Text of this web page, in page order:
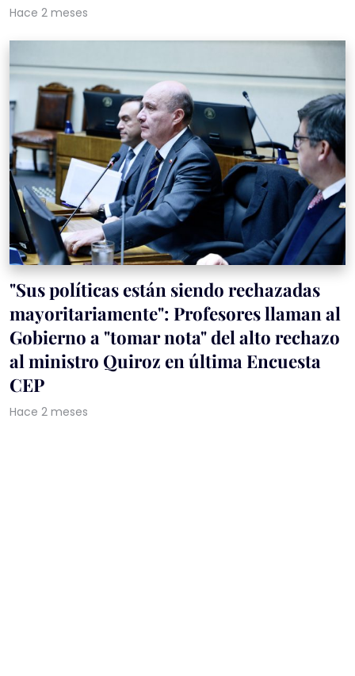
Hace 2 meses
"Sus políticas están siendo rechazadas
mayoritariamente": Profesores llaman al
Gobierno a "tomar nota" del alto rechazo
al ministro Quiroz en última Encuesta
CEP
Hace 2 meses